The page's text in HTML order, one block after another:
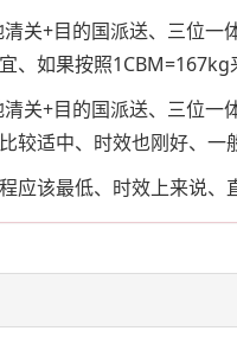
关+目的国派送、三位
、如果按照
关+目的国派送、三位
较适中、时效也刚好、一
应该最低、时效上来说